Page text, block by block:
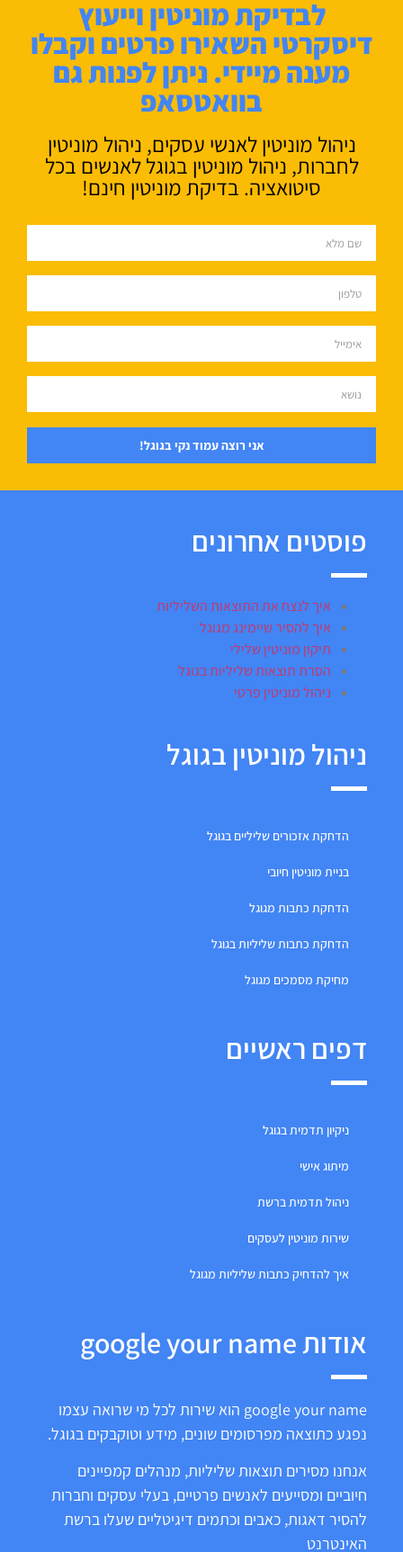
לבדיקת מוניטין וייעוץ
דיסקרטי השאירו פרטים וקבלו
מענה מיידי. ניתן לפנות גם
בוואטסאפ
ניהול מוניטין לאנשי עסקים, ניהול מוניטין
לחברות, ניהול מוניטין בגוגל לאנשים בכל
סיטואציה. בדיקת מוניטין חינם!
אני רוצה עמוד נקי בגוגל!
פוסטים אחרונים
איך לנצח את התוצאות השליליות
איך להסיר שיימינג מגוגל
תיקון מוניטין שלילי
הסרת תוצאות שליליות בגוגל
ניהול מוניטין פרטי
ניהול מוניטין בגוגל
הדחקת אזכורים שליליים בגוגל
בניית מוניטין חיובי
הדחקת כתבות מגוגל
הדחקת כתבות שליליות בגוגל
מחיקת מסמכים מגוגל
דפים ראשיים
ניקיון תדמית בגוגל
מיתוג אישי
ניהול תדמית ברשת
שירות מוניטין לעסקים
איך להדחיק כתבות שליליות מגוגל
אודות google your name
google your name הוא שירות לכל מי שרואה עצמו
נפגע כתוצאה מפרסומים שונים, מידע וטוקבקים בגוגל.
אנחנו מסירים תוצאות שליליות, מנהלים קמפיינים
חיוביים ומסייעים לאנשים פרטיים, בעלי עסקים וחברות
להסיר דאגות, כאבים וכתמים דיגיטליים שעלו ברשת
האינטרנט